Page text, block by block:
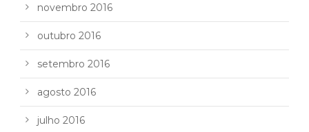
novembro 2016
outubro 2016
setembro 2016
agosto 2016
julho 2016